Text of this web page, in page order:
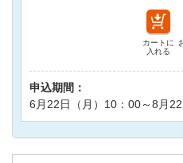
カートに
入れる
申込期間：
6月22日（月）10：00～8月